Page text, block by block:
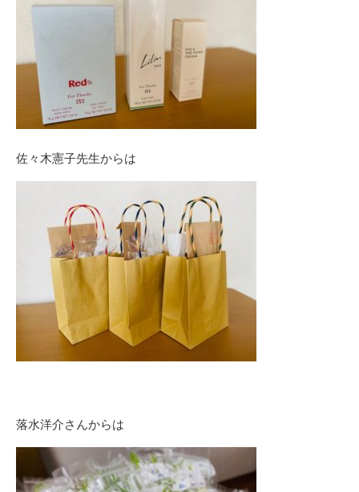
佐々木憲子先生からは
落水洋介さんからは